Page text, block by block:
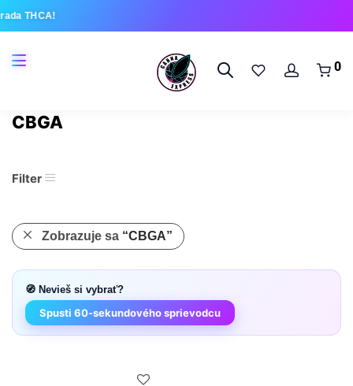
THCA!
0
CBGA
Filter
Zobrazuje sa “CBGA”
🧭 Nevieš si vybrať?
Spusti 60-sekundového sprievodcu